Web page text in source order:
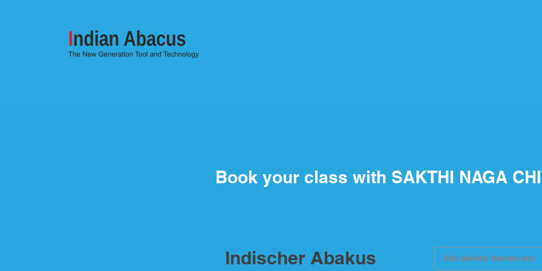
Book your class with SAKTHI NAGA
Indischer Abakus